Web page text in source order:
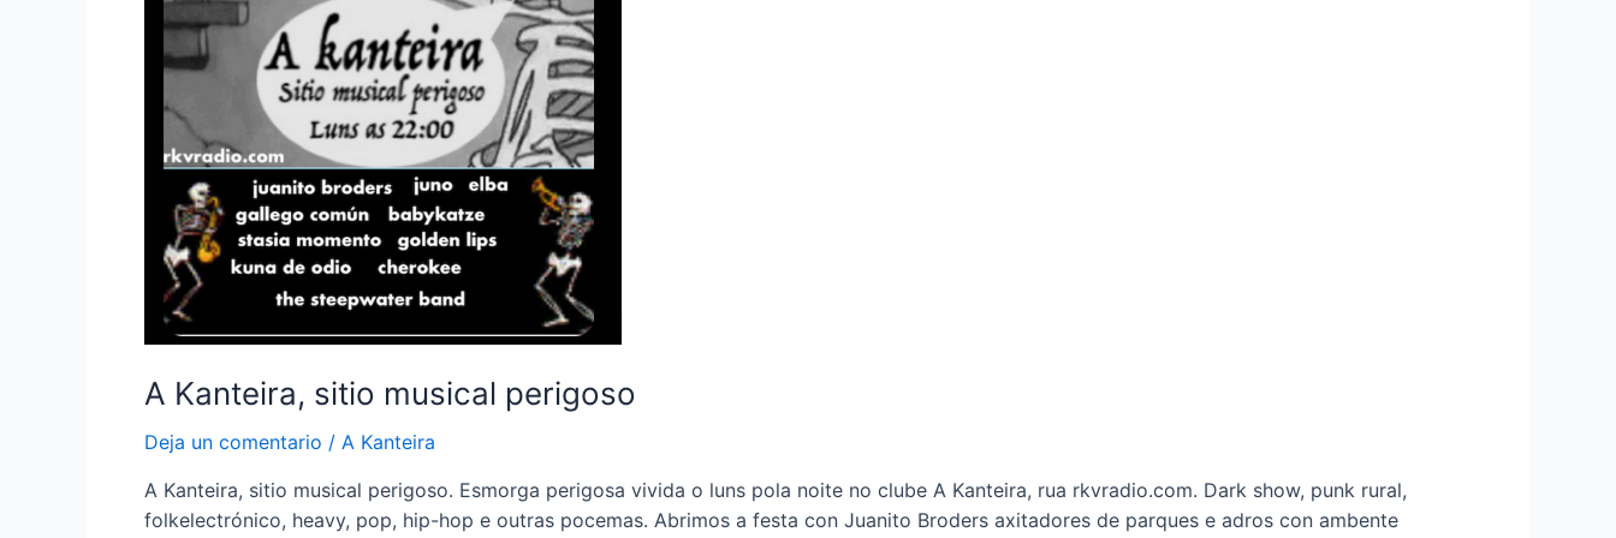
A Kanteira, sitio musical perigoso
Deja un comentario / A Kanteira
A Kanteira, sitio musical perigoso. Esmorga perigosa vivida o luns pola noite no clube A Kanteira, rua rkvradio.com. Dark show, punk rural,
folkelectrónico, heavy, pop, hip-hop e outras pocemas. Abrimos a festa con Juanito Broders axitadores de parques e adros con ambente